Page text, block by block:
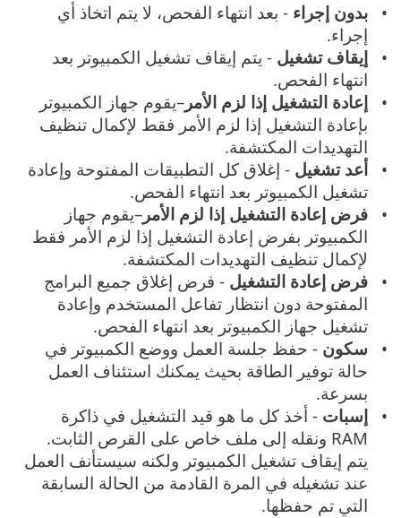
بدون إجراء - بعد انتهاء الفحص، لا يتم اتخاذ أي
إجراء.
إيقاف تشغيل - يتم إيقاف تشغيل الكمبيوتر بعد
انتهاء الفحص.
إعادة التشغيل إذا لزم الأمر–يقوم جهاز الكمبيوتر
بإعادة التشغيل إذا لزم الأمر فقط لإكمال تنظيف
التهديدات المكتشفة.
أعد تشغيل - إغلاق كل التطبيقات المفتوحة وإعادة
تشغيل الكمبيوتر بعد انتهاء الفحص.
فرض إعادة التشغيل إذا لزم الأمر–يقوم جهاز
الكمبيوتر بفرض إعادة التشغيل إذا لزم الأمر فقط
لإكمال تنظيف التهديدات المكتشفة.
فرض إعادة التشغيل - فرض إغلاق جميع البرامج
المفتوحة دون انتظار تفاعل المستخدم وإعادة
تشغيل جهاز الكمبيوتر بعد انتهاء الفحص.
سكون - حفظ جلسة العمل ووضع الكمبيوتر في
حالة توفير الطاقة بحيث يمكنك استئناف العمل
بسرعة.
إسبات - أخذ كل ما هو قيد التشغيل في ذاكرة
RAM ونقله إلى ملف خاص على القرص الثابت.
يتم إيقاف تشغيل الكمبيوتر ولكنه سيستأنف العمل
عند تشغيله في المرة القادمة من الحالة السابقة
التي تم حفظها.